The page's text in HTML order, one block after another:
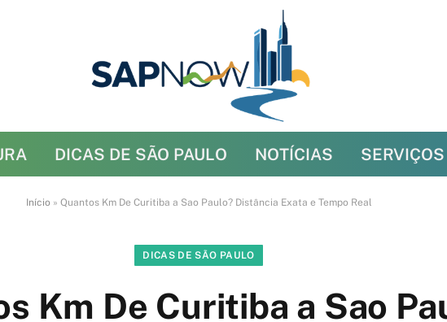
DICAS DE SÃO PAULO NOTÍCIAS SERVIÇOS
Início » Quantos Km De Curitiba a Sao Paulo? Distância Exata e Tempo Real
DICAS DE SÃO PAULO
Km De Curitiba a Sao